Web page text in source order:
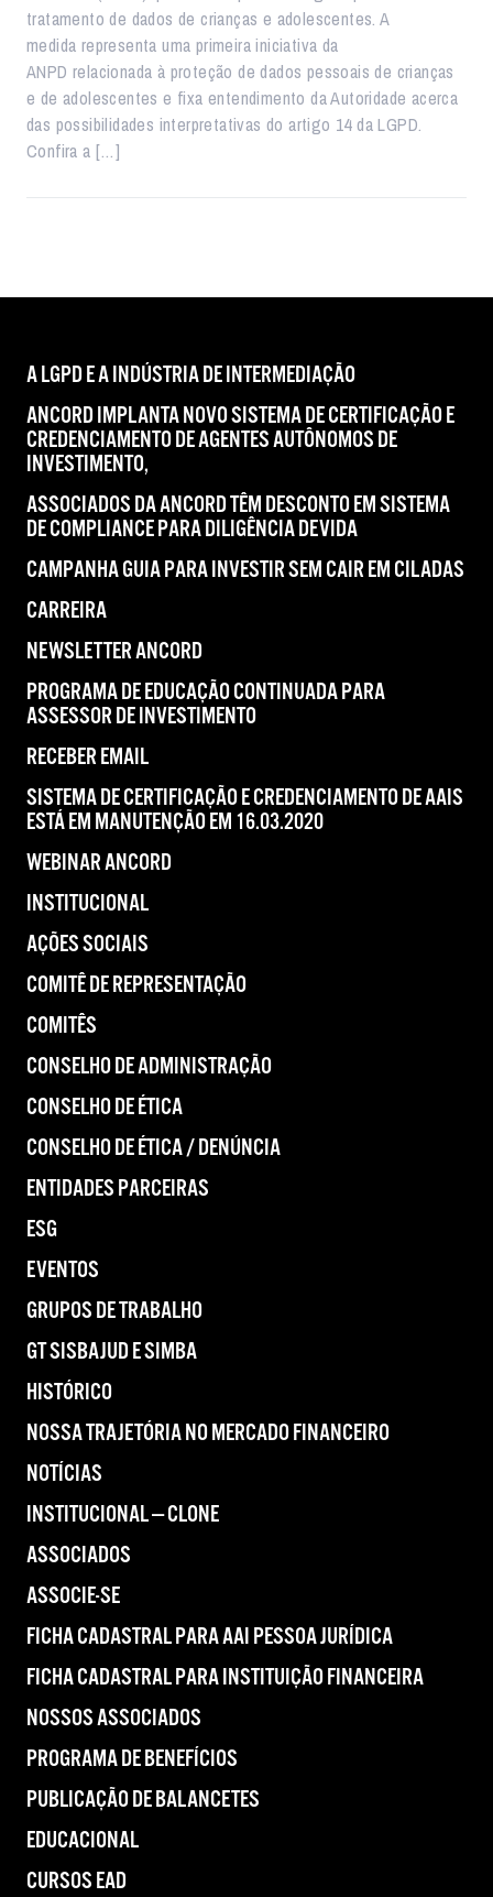
tratamento de dados de crianças e adolescentes. A
medida representa uma primeira iniciativa da
ANPD relacionada à proteção de dados pessoais de crianças
e de adolescentes e fixa entendimento da Autoridade acerca
das possibilidades interpretativas do artigo 14 da LGPD.
Confira a […]
A LGPD E A INDÚSTRIA DE INTERMEDIAÇÃO
ANCORD IMPLANTA NOVO SISTEMA DE CERTIFICAÇÃO E
CREDENCIAMENTO DE AGENTES AUTÔNOMOS DE
INVESTIMENTO,
ASSOCIADOS DA ANCORD TÊM DESCONTO EM SISTEMA
DE COMPLIANCE PARA DILIGÊNCIA DEVIDA
CAMPANHA GUIA PARA INVESTIR SEM CAIR EM CILADAS
CARREIRA
NEWSLETTER ANCORD
PROGRAMA DE EDUCAÇÃO CONTINUADA PARA
ASSESSOR DE INVESTIMENTO
RECEBER EMAIL
SISTEMA DE CERTIFICAÇÃO E CREDENCIAMENTO DE AAIS
ESTÁ EM MANUTENÇÃO EM 16.03.2020
WEBINAR ANCORD
INSTITUCIONAL
AÇÕES SOCIAIS
COMITÊ DE REPRESENTAÇÃO
COMITÊS
CONSELHO DE ADMINISTRAÇÃO
CONSELHO DE ÉTICA
CONSELHO DE ÉTICA / DENÚNCIA
ENTIDADES PARCEIRAS
ESG
EVENTOS
GRUPOS DE TRABALHO
GT SISBAJUD E SIMBA
HISTÓRICO
NOSSA TRAJETÓRIA NO MERCADO FINANCEIRO
NOTÍCIAS
INSTITUCIONAL — CLONE
ASSOCIADOS
ASSOCIE-SE
FICHA CADASTRAL PARA AAI PESSOA JURÍDICA
FICHA CADASTRAL PARA INSTITUIÇÃO FINANCEIRA
NOSSOS ASSOCIADOS
PROGRAMA DE BENEFÍCIOS
PUBLICAÇÃO DE BALANCETES
EDUCACIONAL
CURSOS EAD